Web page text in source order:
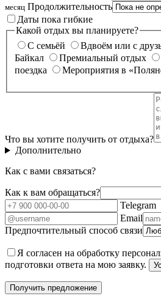
месяц Продолжительность
Даты пока гибкие
Какой отдых вы планируете?
С семьёй
Вдвоём или с
Байкал
Премиальный отдых
поездка
Мероприятия в
Что вы хотите получить от отдыха?
Дополнительно
Как с вами связаться?
Как к вам обращаться?
Telegram
Email
Предпочтительный способ связи
Я согласен на обработку
подготовки ответа на мою заявку.
Получить предложение